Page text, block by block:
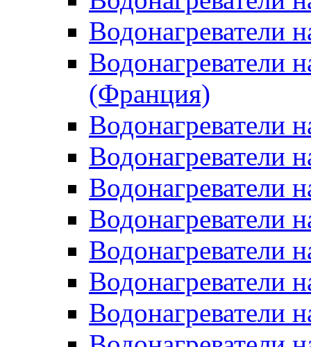
Водонагреватели
Водонагреватели
(Франция)
Водонагреватели
Водонагреватели
Водонагреватели
Водонагреватели
Водонагреватели
Водонагреватели
Водонагреватели